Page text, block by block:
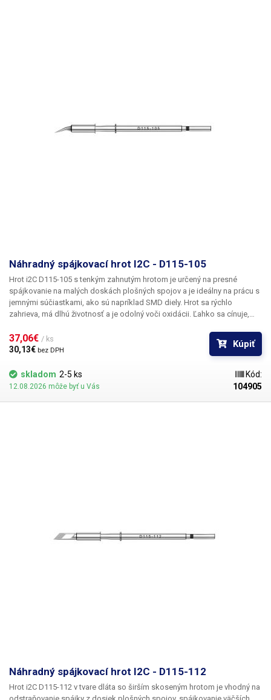
Náhradný spájkovací hrot I2C - D115-105
Hrot i2C D115-105 s tenkým zahnutým hrotom je určený na presné
spájkovanie na malých doskách plošných spojov a je ideálny na prácu s
jemnými súčiastkami, ako sú napríklad SMD diely. Hrot sa rýchlo
zahrieva, má dlhú životnosť a je odolný voči oxidácii. Ľahko sa cínuje,
Plug and Play umožňuje jednoduché a rýchle použitie a zvyšuje efektivitu
práce. Hrot je vhodný na rôzne použitia a širokú škálu aplikácií. Hrot má
ktorá zaručuje dlhú životnosť. Hrot je kompatibilný s pájacou stanicou -
i2C-2SCNi ESD Balenie: 1 ks
37,06€ / ks
30,13€ bez DPH
Kúpiť
skladom 2-5 ks
12.08.2026 môže byť u Vás
Kód:
104905
Náhradný spájkovací hrot I2C - D115-112
Hrot i2C D115-112 v tvare dláta so širším skoseným hrotom je vhodný na